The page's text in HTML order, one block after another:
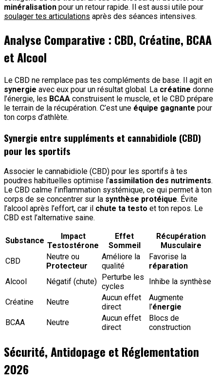
minéralisation pour un retour rapide. Il est aussi utile pour
soulager tes articulations après des séances intensives.
Analyse Comparative : CBD, Créatine, BCAA
et Alcool
Le CBD ne remplace pas tes compléments de base. Il agit en
synergie avec eux pour un résultat global. La créatine donne
l’énergie, les BCAA construisent le muscle, et le CBD prépare
le terrain de la récupération. C’est une équipe gagnante pour
ton corps d’athlète.
Synergie entre suppléments et cannabidiole (CBD)
pour les sportifs
Associer le cannabidiole (CBD) pour les sportifs à tes
poudres habituelles optimise l’assimilation des nutriments.
Le CBD calme l’inflammation systémique, ce qui permet à ton
corps de se concentrer sur la synthèse protéique. Évite
l’alcool après l’effort, car il chute ta testo et ton repos. Le
CBD est l’alternative saine.
Substance
Impact
Testostérone
Effet
Sommeil
Récupération
Musculaire
CBD
Neutre ou
Protecteur
Améliore la
qualité
Favorise la
réparation
Alcool
Négatif (chute) Perturbe les
cycles
Inhibe la synthèse
Créatine Neutre
Aucun effet
direct
Augmente
l’énergie
BCAA
Neutre
Aucun effet
direct
Blocs de
construction
Sécurité, Antidopage et Réglementation
2026